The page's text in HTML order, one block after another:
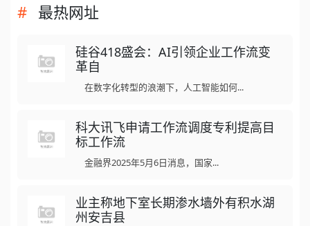
最热网址
硅谷418盛会：AI引领企业工作流变
革自
在数字化转型的浪潮下，人工智能如何...
科大讯飞申请工作流调度专利提高目
标工作流
金融界2025年5月6日消息，国家...
业主称地下室长期渗水墙外有积水湖
州安吉县